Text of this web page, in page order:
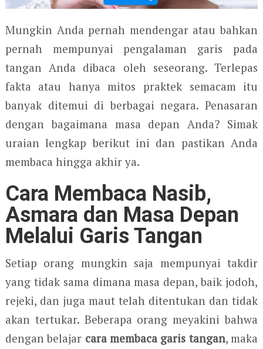
Mungkin Anda pernah mendengar atau bahkan
pernah mempunyai pengalaman garis pada
tangan Anda dibaca oleh seseorang. Terlepas
fakta atau hanya mitos praktek semacam itu
banyak ditemui di berbagai negara. Penasaran
dengan bagaimana masa depan Anda? Simak
uraian lengkap berikut ini dan pastikan Anda
membaca hingga akhir ya.
Cara Membaca Nasib,
Asmara dan Masa Depan
Melalui Garis Tangan
Setiap orang mungkin saja mempunyai takdir
yang tidak sama dimana masa depan, baik jodoh,
rejeki, dan juga maut telah ditentukan dan tidak
akan tertukar. Beberapa orang meyakini bahwa
dengan belajar cara membaca garis tangan, maka